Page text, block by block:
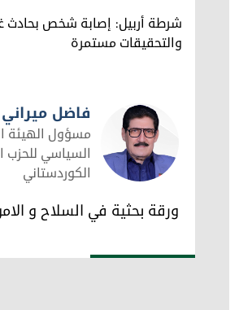
شرطة أربيل: إصابة شخص بحادث
والتحقيقات مستمرة
فاضل ميراني
فاضل ميراني
مسؤول الهيئة
السياسي للحزب
الكوردستاني
ورقة بحثية في السلاح و